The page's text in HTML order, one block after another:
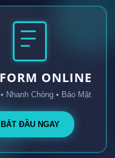
ONLINE
Nhanh Chóng • Bảo Mật
BẮT ĐẦU NGAY